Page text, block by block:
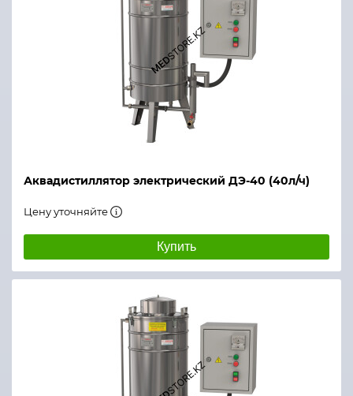
Аквадистиллятор электрический ДЭ-40 (40л/ч)
Цену уточняйте
Купить